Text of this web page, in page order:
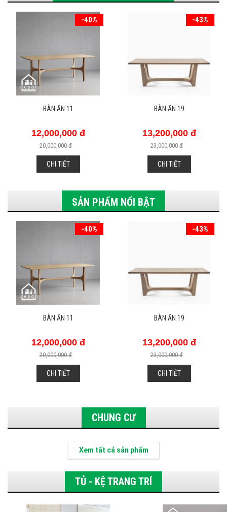
-40%
BÀN ĂN 11
12,000,000 đ
20,000,000 đ
CHI TIẾT
-43%
BÀN ĂN 19
13,200,000 đ
23,000,000 đ
CHI TIẾT
SẢN PHẨM NỔI BẬT
-40%
BÀN ĂN 11
12,000,000 đ
20,000,000 đ
CHI TIẾT
-43%
BÀN ĂN 19
13,200,000 đ
23,000,000 đ
CHI TIẾT
CHUNG CƯ
Xem tất cả sản phẩm
TỦ - KỆ TRANG TRÍ